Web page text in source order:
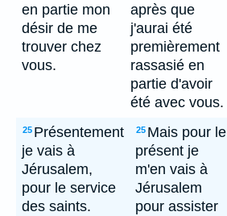
en partie mon
désir de me
trouver chez
vous.
après que
j'aurai été
premièrement
rassasié en
partie d'avoir
été avec vous.
25 Présentement
je vais à
Jérusalem,
pour le service
des saints.
25 Mais pour le
présent je
m'en vais à
Jérusalem
pour assister